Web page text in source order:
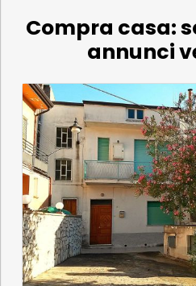
Compra casa:
annunci